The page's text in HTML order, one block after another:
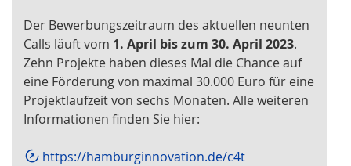
Der Bewerbungszeitraum des aktuellen neunten
Calls läuft vom 1. April bis zum 30. April 2023.
Zehn Projekte haben dieses Mal die Chance auf
eine Förderung von maximal 30.000 Euro für eine
Projektlaufzeit von sechs Monaten. Alle weiteren
Informationen finden Sie hier:
https://hamburginnovation.de/c4t